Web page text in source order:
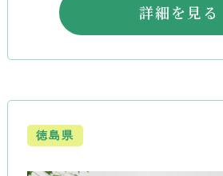
詳細を見る
徳島県